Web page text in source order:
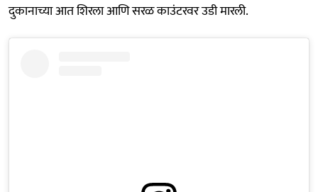
दुकानाच्या आत शिरला आणि सरळ काउंटरवर उडी मारली.